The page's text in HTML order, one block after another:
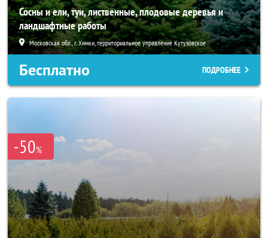
Сосны и ели, туи, лиственные, плодовые деревья и
ландшафтные работы
Московская обл., г. Химки, территориальное управление Кутузовское
Бесплатно ПОДРОБНЕЕ
-50%